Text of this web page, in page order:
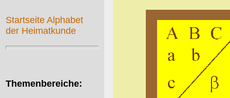
Startseite Alphabet
der Heimatkunde
Themenbereiche: